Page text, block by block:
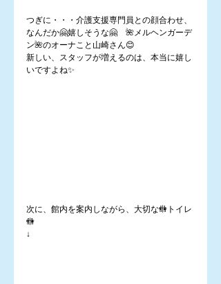
つぎに・・・介護支援専門員との顔合わせ、
なんだか🤗嬉しそうな🤗　🌺メルヘンガーデ
ン🌺のオーナこと山崎さん😊
新しい、スタッフが増えるのは、本当に嬉し
いですよね✨
次に、館内を案内しながら、大切な🚻トイレ
🚻
↓